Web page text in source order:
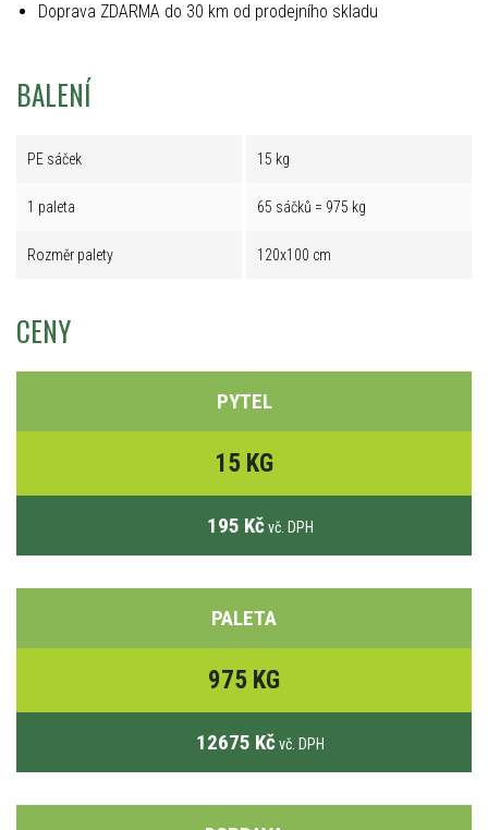
Doprava ZDARMA do 30 km od prodejního skladu
BALENÍ
PE sáček 15 kg
1 paleta 65 sáčků = 975 kg
Rozměr palety 120x100 cm
CENY
PYTEL
15 KG
195 Kč vč. DPH
PALETA
975 KG
12675 Kč vč. DPH